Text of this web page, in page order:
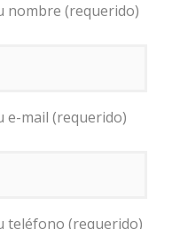
nombre (requerido)
e-mail (requerido)
teléfono (requerido)